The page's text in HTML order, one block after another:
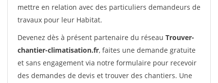
mettre en relation avec des particuliers demandeurs de
travaux pour leur Habitat.
Devenez dès à présent partenaire du réseau Trouver-
chantier-climatisation.fr, faites une demande gratuite
et sans engagement via notre formulaire pour recevoir
des demandes de devis et trouver des chantiers. Une